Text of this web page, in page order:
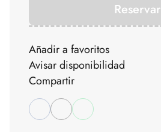
Reservar
Añadir a favoritos
Avisar disponibilidad
Compartir